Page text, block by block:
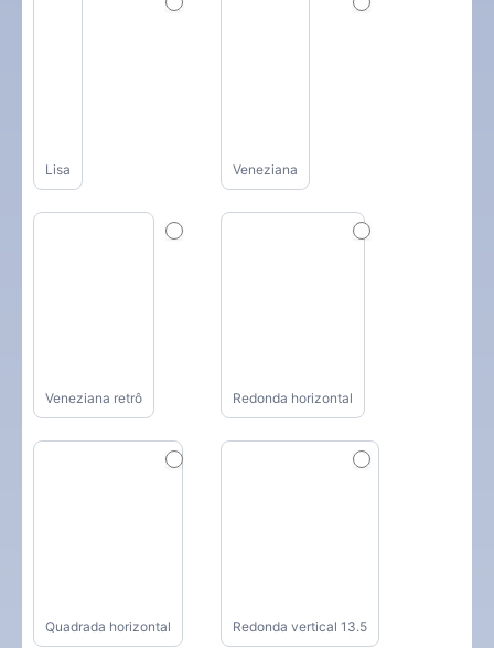
Lisa Veneziana
Veneziana retrô Redonda horizontal
Quadrada horizontal Redonda vertical 13.5